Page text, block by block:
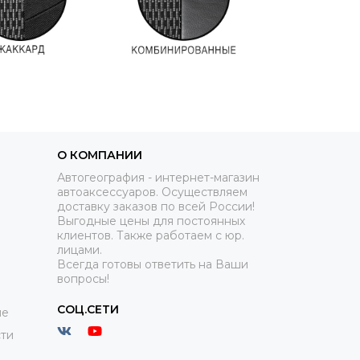
И этому есть логичное объяснение.
рядом преимуществ. Экокожа быстрее
летом – не жарко. Чехлы из экокожи легко
тряпкой. К экокоже не пристает шерсть
самым большим разнообразием по цвету.
автовладельцев выбирают именно этот
полосок и«Ромб»
еще одним преимуществом. За счет
складки на горизонтальной
О КОМПАНИИ
Автогеография - интернет-магазин
автоаксессуаров. Осуществляем
доставку заказов по всей России!
Выгодные цены для постоянных
клиентов. Также работаем с юр.
лицами.
Всегда готовы ответить на Ваши
вопросы!
СОЦ.СЕТИ